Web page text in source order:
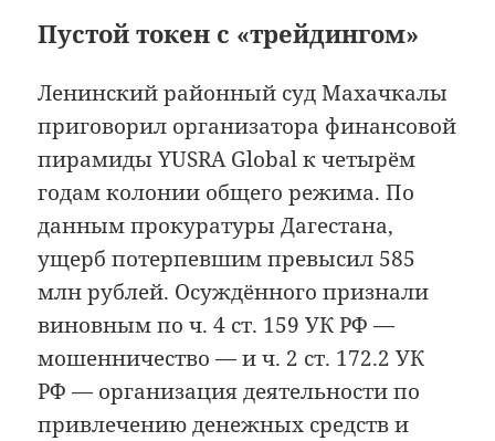
Пустой токен с «трейдингом»
Ленинский районный суд Махачкалы
приговорил организатора финансовой
пирамиды YUSRA Global к четырём
годам колонии общего режима. По
данным прокуратуры Дагестана,
ущерб потерпевшим превысил 585
млн рублей. Осуждённого признали
виновным по ч. 4 ст. 159 УК РФ —
мошенничество — и ч. 2 ст. 172.2 УК
РФ — организация деятельности по
привлечению денежных средств и